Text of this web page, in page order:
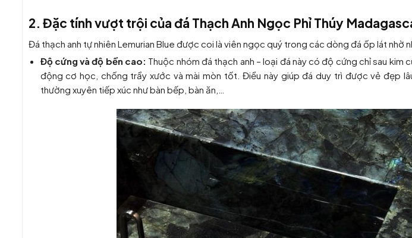
2. Đặc tính vượt trội của đá Thạch Anh Ngọc Phỉ Thúy
Đá thạch anh tự nhiên Lemurian Blue được coi là viên ngọc quý trong các dòng đá ốp lát nhờ
Độ cứng và độ bền cao: Thuộc nhóm đá thạch anh – loại đá này có độ cứng chỉ sau
động cơ học, chống trầy xước và mài mòn tốt. Điều này giúp đá duy trì được vẻ đẹp
thường xuyên tiếp xúc như bàn bếp, bàn ăn,…